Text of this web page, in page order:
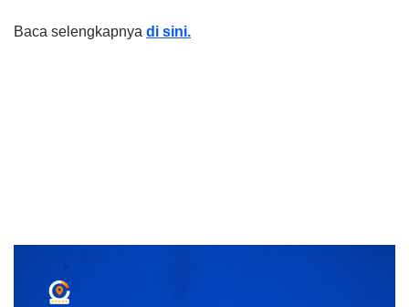
Baca selengkapnya di sini.